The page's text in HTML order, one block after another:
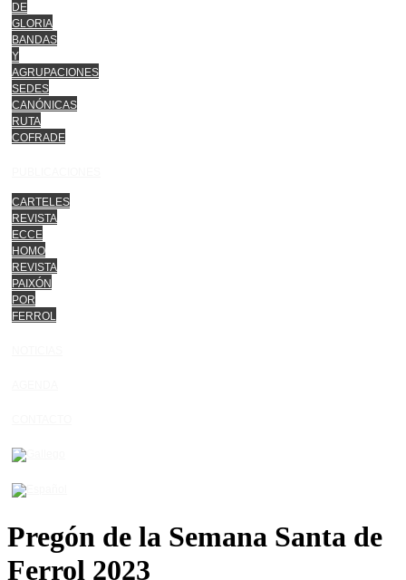
DE
GLORIA
BANDAS
Y
AGRUPACIONES
SEDES
CANÓNICAS
RUTA
COFRADE
CARTELES
REVISTA
ECCE
HOMO
REVISTA
PAIXÓN
POR
FERROL
Pregón de la Semana Santa de
Ferrol 2023